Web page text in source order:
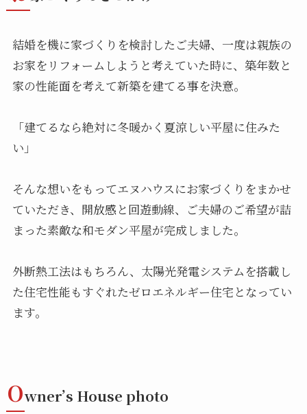
結婚を機に家づくりを検討したご夫婦、一度は親族の
お家をリフォームしようと考えていた時に、築年数と
家の性能面を考えて新築を建てる事を決意。
「建てるなら絶対に冬暖かく夏涼しい平屋に住みた
い」
そんな想いをもってエヌハウスにお家づくりをまかせ
ていただき、開放感と回遊動線、ご夫婦のご希望が詰
まった素敵な和モダン平屋が完成しました。
外断熱工法はもちろん、太陽光発電システムを搭載し
た住宅性能もすぐれたゼロエネルギー住宅となってい
ます。
Owner’s House photo